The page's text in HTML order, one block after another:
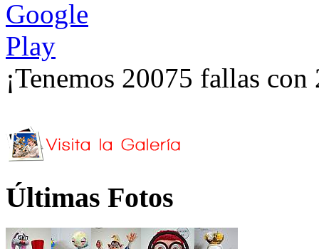
¡Tenemos 20075 fallas
Últimas Fotos